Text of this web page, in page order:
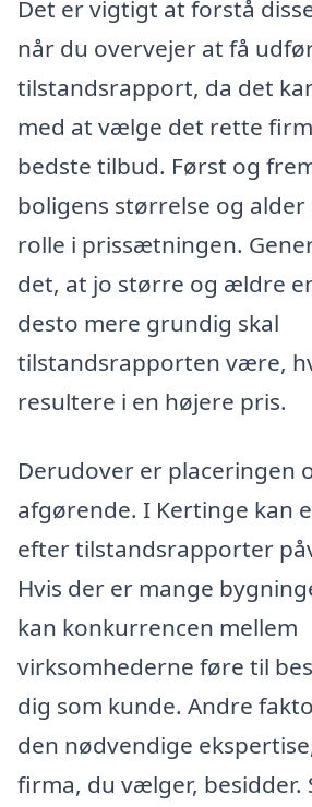
Det er vigtigt at forstå
når du overvejer at få
tilstandsrapport, da det
med at vælge det rette
bedste tilbud. Først og
boligens størrelse og
rolle i prissætningen.
det, at jo større og ældre
desto mere grundig skal
tilstandsrapporten være,
resultere i en højere pris.
Derudover er placeringen
afgørende. I Kertinge kan
efter tilstandsrapporter
Hvis der er mange
kan konkurrencen mellem
virksomhederne føre til
dig som kunde. Andre
den nødvendige
firma, du vælger, besidder.